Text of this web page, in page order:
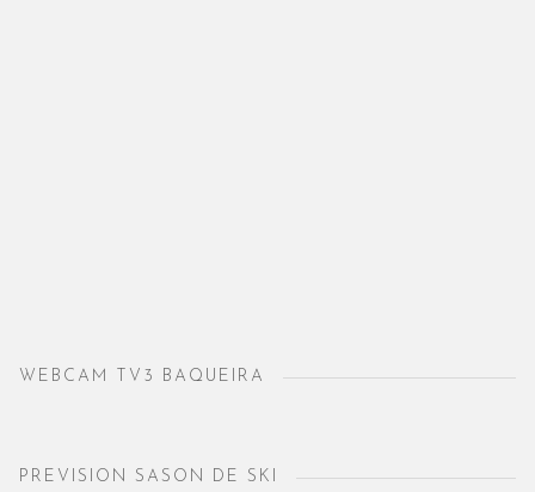
WEBCAM TV3 BAQUEIRA
PREVISION SASON DE SKI